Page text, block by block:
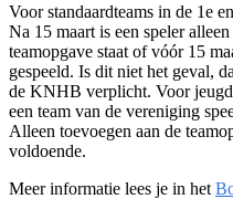
Voor standaardteams in de 1e
Na 15 maart is een speler
teamopgave staat of vóór 15
gespeeld. Is dit niet het geval,
de KNHB verplicht. Voor
een team van de vereniging
Alleen toevoegen aan de
voldoende.
Meer informatie lees je in het